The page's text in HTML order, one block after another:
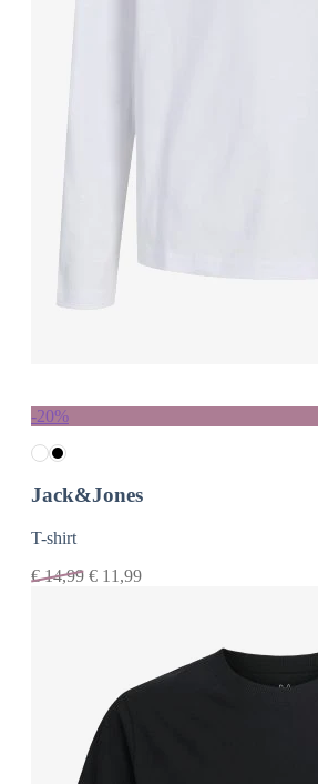
-20%
Jack&Jones
T-shirt
€14,99 € 11,99